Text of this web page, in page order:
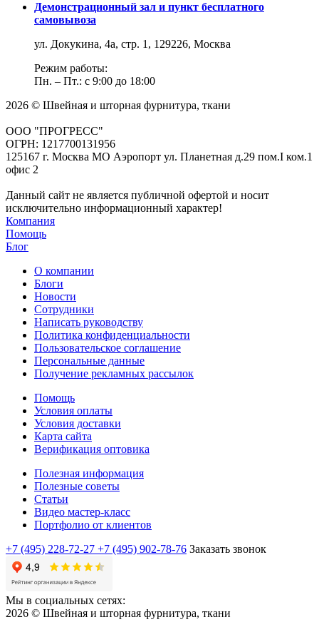
Демонстрационный зал и пункт бесплатного
самовывоза
ул. Докукина, 4а, стр. 1, 129226, Москва
Режим работы:
Пн. – Пт.: с 9:00 до 18:00
2026 © Швейная и шторная фурнитура, ткани
ООО "ПРОГРЕСС"
ОГРН: 1217700131956
125167 г. Москва МО Аэропорт ул. Планетная д.29 пом.I ком.1
офис 2
Данный сайт не является публичной офертой и носит
исключительно информационный характер!
Компания
Помощь
Блог
О компании
Блоги
Новости
Сотрудники
Написать руководству
Политика конфиденциальности
Пользовательское соглашение
Персональные данные
Получение рекламных рассылок
Помощь
Условия оплаты
Условия доставки
Карта сайта
Верификация оптовика
Полезная информация
Полезные советы
Статьи
Видео мастер-класс
Портфолио от клиентов
+7 (495) 228-72-27 +7 (495) 902-78-76 Заказать звонок
Мы в социальных сетях:
2026 © Швейная и шторная фурнитура, ткани